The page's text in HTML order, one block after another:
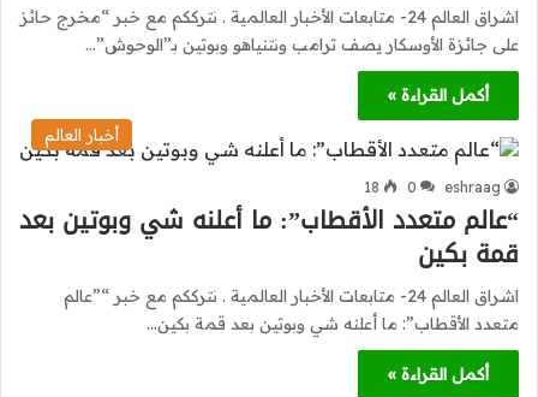
اشراق العالم 24- متابعات الأخبار العالمية . نترككم مع خبر “مخرج حائز
على جائزة الأوسكار يصف ترامب ونتنياهو وبوتين بـ”الوحوش”…
أكمل القراءة »
أخبار العالم
eshraag
0
18
“عالم متعدد الأقطاب”: ما أعلنه شي وبوتين بعد
قمة بكين
اشراق العالم 24- متابعات الأخبار العالمية . نترككم مع خبر “”عالم
متعدد الأقطاب”: ما أعلنه شي وبوتين بعد قمة بكين…
أكمل القراءة »